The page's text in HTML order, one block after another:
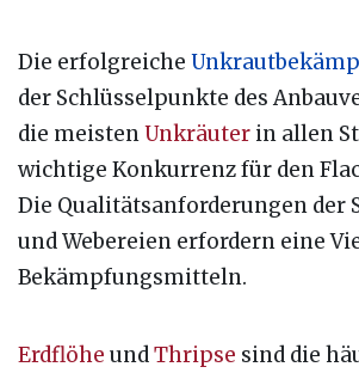
Die erfolgreiche
der Schlüsselpunkte des
die meistenUnkräuter in allen
wichtige Konkurrenz für den
Die Qualitätsanforderungen der
und Webereien erfordern eine
Bekämpfungsmitteln.
Erdflöhe undThripse sind die